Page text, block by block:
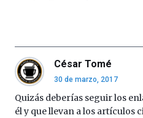
César Tomé
30 de marzo, 2017
Quizás deberías seguir los
él y que llevan a los artículos